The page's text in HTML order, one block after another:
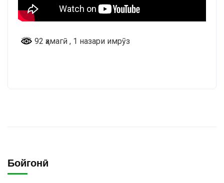
92 ҳамагӣ , 1 назари имрӯз
Бойгонӣ